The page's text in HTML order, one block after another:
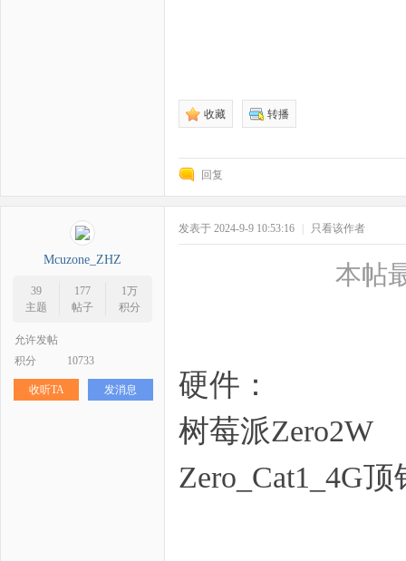
收藏 转播
回复
Mcuzone_ZHZ
39
主题
177
帖子
1万
积分
允许发帖
积分
10733
收听TA 发消息
发表于 2024-9-9 10:53:16 只看该作者
本帖
硬件：
树莓派Zero2W
Zero_Cat1_4G顶